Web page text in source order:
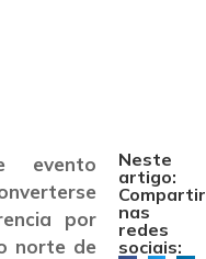
evento
por
norte de
Neste
artigo:
Compartir
nas
redes
sociais: